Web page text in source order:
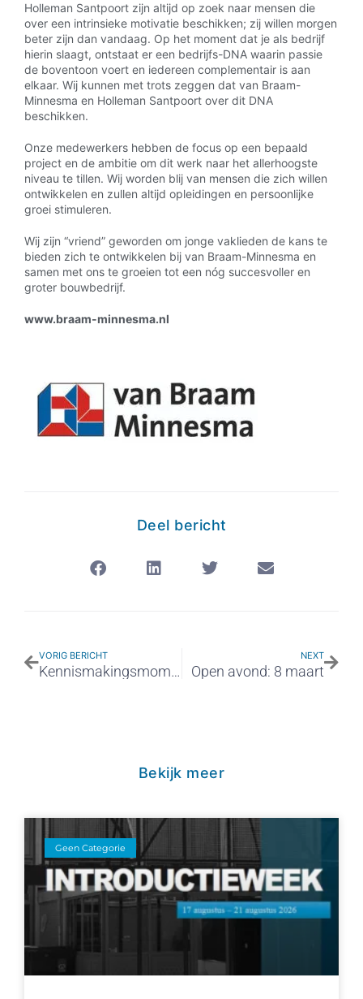
Holleman Santpoort zijn altijd op zoek naar mensen die
over een intrinsieke motivatie beschikken; zij willen morgen
beter zijn dan vandaag. Op het moment dat je als bedrijf
hierin slaagt, ontstaat er een bedrijfs-DNA waarin passie
de boventoon voert en iedereen complementair is aan
elkaar. Wij kunnen met trots zeggen dat van Braam-
Minnesma en Holleman Santpoort over dit DNA
beschikken.
Onze medewerkers hebben de focus op een bepaald
project en de ambitie om dit werk naar het allerhoogste
niveau te tillen. Wij worden blij van mensen die zich willen
ontwikkelen en zullen altijd opleidingen en persoonlijke
groei stimuleren.
Wij zijn “vriend” geworden om jonge vaklieden de kans te
bieden zich te ontwikkelen bij van Braam-Minnesma en
samen met ons te groeien tot een nóg succesvoller en
groter bouwbedrijf.
www.braam-minnesma.nl
Deel bericht
VORIG BERICHT
Kennismakingsmomenten
NEXT
Open avond: 8 maart
Bekijk meer
Geen Categorie